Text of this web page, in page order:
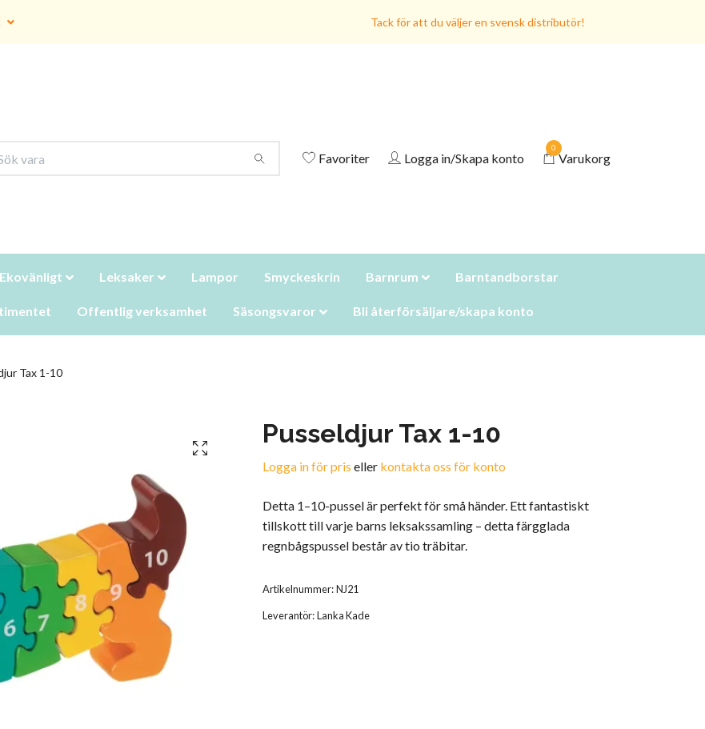
Tack för att du väljer en svensk distributör!
Favoriter Logga in/Skapa konto
0
Varukorg
Leksaker Lampor Smyckeskrin Barnrum Barntandborstar
Offentlig verksamhet Säsongsvaror Bli återförsäljare/skapa konto
Tax 1-10
Pusseldjur Tax 1-10
Logga in för pris eller kontakta oss för konto
Detta 1–10-pussel är perfekt för små händer. Ett fantastiskt
tillskott till varje barns leksakssamling – detta färgglada
regnbågspussel består av tio träbitar.
Artikelnummer:NJ21
Leverantör:Lanka Kade